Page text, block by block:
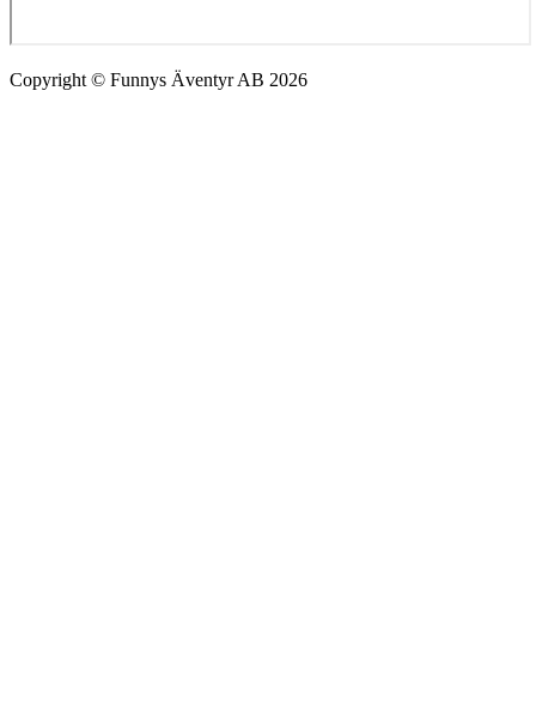
Copyright © Funnys Äventyr AB 2026